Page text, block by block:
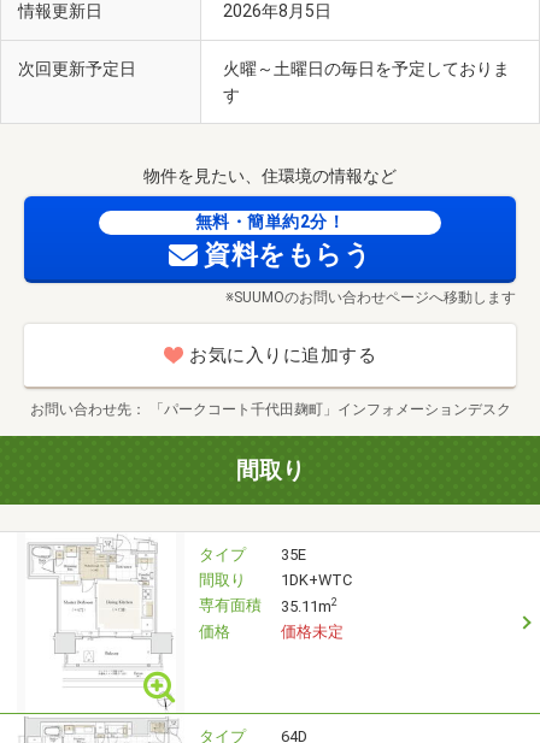
情報更新日 2026年8月5日
次回更新予定日
火曜～土曜日の毎日を予定しておりま
す
物件を見たい、住環境の情報など
無料・簡単約2分！
資料をもらう
※SUUMOのお問い合わせページへ移動します
お気に入りに追加する
お問い合わせ先 「パークコート千代田麹町」インフォメーションデスク
間取り
タイプ
35E
間取り
1DK+WTC
専有面積
35.11m2
価格 価格未定
タイプ
64D